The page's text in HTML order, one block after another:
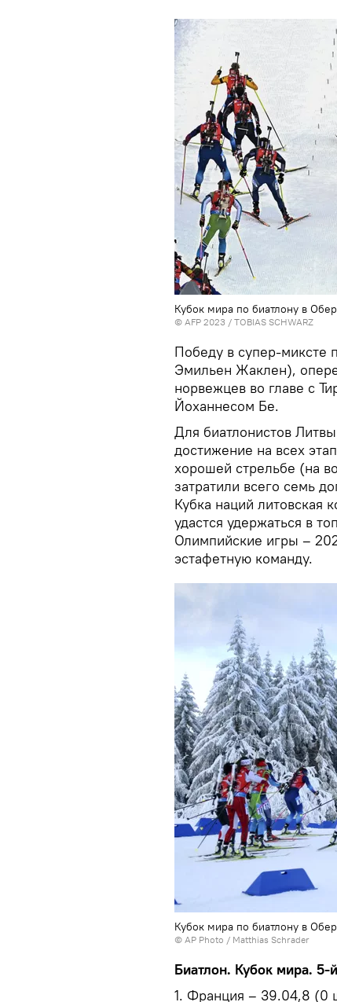
Кубок мира по биатлону в
© AFP 2023 / TOBIAS SCHWARZ
Победу в супер-миксте
Эмильен Жаклен),
норвежцев во главе с
Йоханнесом Бе.
Для биатлонистов
достижение на всех
хорошей стрельбе (на
затратили всего семь
Кубка наций литовская
удастся удержаться в
Олимпийские игры –
эстафетную команду.
Кубок мира по биатлону в
© AP Photo / Matthias Schrader
Биатлон. Кубок мира.
1. Франция – 39.04,8 (0